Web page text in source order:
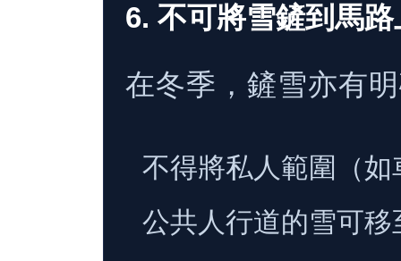
6. 不可將雪鏟到馬路
在冬季，鏟雪亦有
不得將私人範圍（
公共人行道的雪可